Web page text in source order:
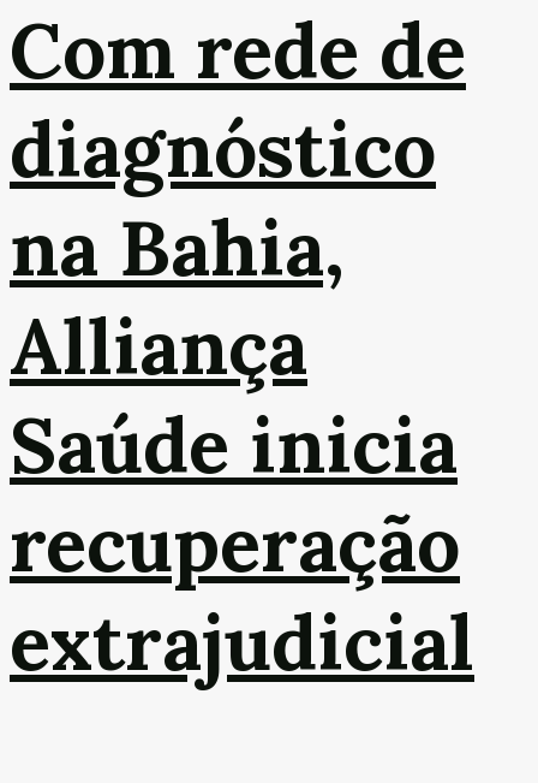
Com rede de
diagnóstico
na Bahia,
Alliança
Saúde inicia
recuperação
extrajudicial